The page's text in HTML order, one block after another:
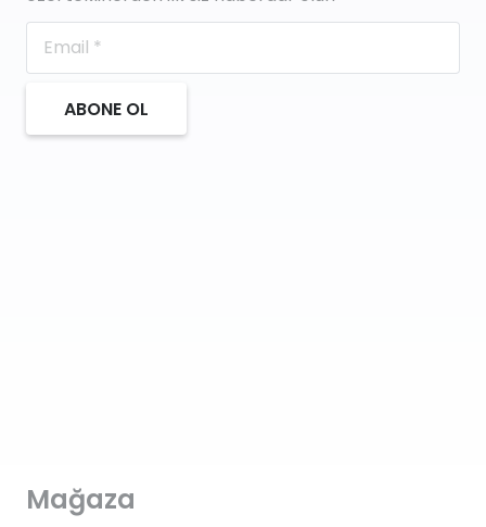
ABONE OL
Mağaza